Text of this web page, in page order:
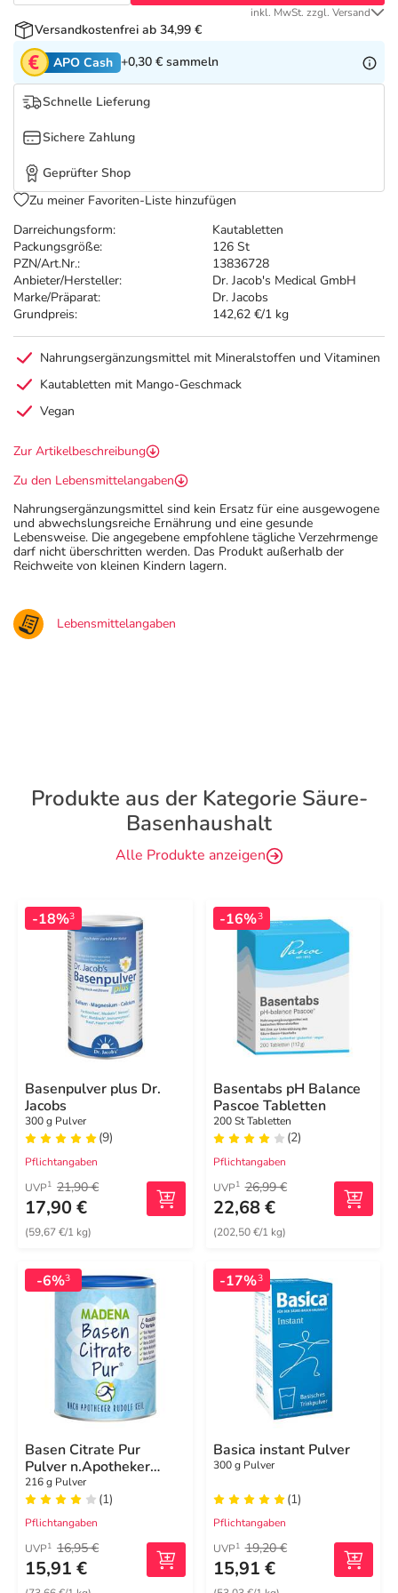
Tierapotheke
Vitamine & Mineralstoffe
Salus Deals
Darreichungsform:
Kautabletten
Packungsgröße:
126 St
PZN/Art.Nr.:
13836728
Anbieter/Hersteller:
Dr. Jacob's Medical GmbH
Marke/Präparat:
Dr. Jacobs
Grundpreis:
142,62 €/1 kg
inkl. MwSt. zzgl. Versand
Versandkostenfrei ab 34,99 €
APO Cash +0,30 € sammeln
Schnelle Lieferung
Sichere Zahlung
Geprüfter Shop
Zu meiner Favoriten-Liste hinzufügen
Nahrungsergänzungsmittel mit Mineralstoffen und Vitaminen
Kautabletten mit Mango-Geschmack
Vegan
Zur Artikelbeschreibung
Zu den Lebensmittelangaben
Nahrungsergänzungsmittel sind kein Ersatz für eine ausgewogene
und abwechslungsreiche Ernährung und eine gesunde
Lebensweise. Die angegebene empfohlene tägliche Verzehrmenge
darf nicht überschritten werden. Das Produkt außerhalb der
Reichweite von kleinen Kindern lagern.
Lebensmittelangaben
Produkte aus der Kategorie Säure-
Basenhaushalt
Alle Produkte anzeigen
-18%3
Basenpulver plus Dr.
Jacobs
300 g Pulver
(9)
Pflichtangaben
UVP1 21,90 €
17,90 €
(59,67 €/1 kg)
-16%3
Basentabs pH Balance
Pascoe Tabletten
200 St Tabletten
(2)
Pflichtangaben
UVP1 26,99 €
22,68 €
(202,50 €/1 kg)
-6%3
Basen Citrate Pur
Pulver n.Apotheker
Rudolf Keil
216 g Pulver
(1)
Pflichtangaben
UVP1 16,95 €
15,91 €
-17%3
Basica instant Pulver
300 g Pulver
(1)
Pflichtangaben
UVP1 19,20 €
15,91 €